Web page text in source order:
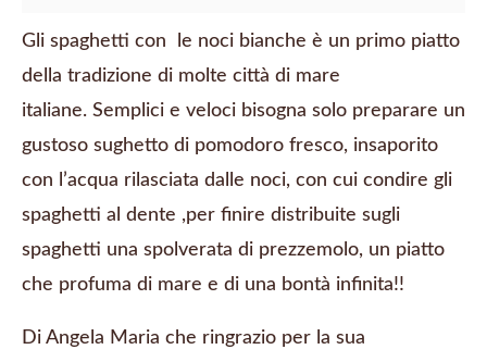
Gli spaghetti con le noci bianche è un primo piatto
della tradizione di molte città di mare
italiane. Semplici e veloci bisogna solo preparare un
gustoso sughetto di pomodoro fresco, insaporito
con l’acqua rilasciata dalle noci, con cui condire gli
spaghetti al dente ,per finire distribuite sugli
spaghetti una spolverata di prezzemolo, un piatto
che profuma di mare e di una bontà infinita!!
Di Angela Maria che ringrazio per la sua